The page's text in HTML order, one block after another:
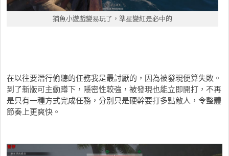
捕魚小遊戲變易玩了，準星變紅是必中的
在以往要潛行偷聽的任務我是最討厭的，因為被發現便算失敗。
到了新版可主動蹲下，隱密性較強，被發現也能立即開打，不再
是只有一種方式完成任務，分別只是硬幹要打多點敵人，令整體
節奏上更爽快。